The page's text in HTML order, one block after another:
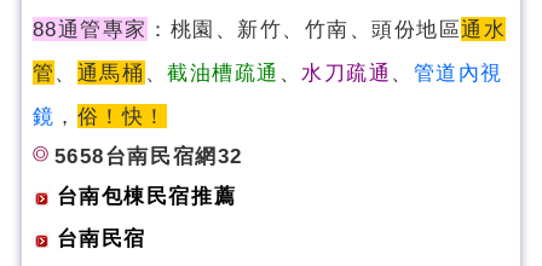
88通管專家 ：桃園、新竹、竹南、頭份地區通水
管 、 通馬桶 、截油槽疏通 、 水刀疏通 、 管道內視
鏡 ， 俗！快！
5658台南民宿網32
台南包棟民宿推薦
台南民宿